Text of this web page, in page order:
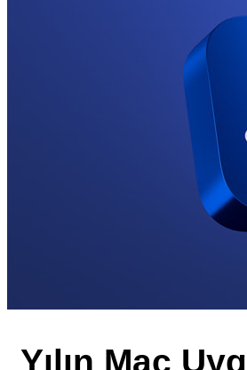
Yılın Mac